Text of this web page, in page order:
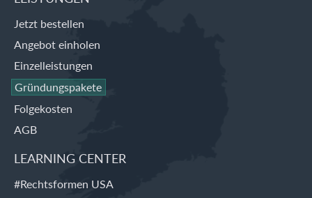
Jetzt bestellen
Angebot einholen
Einzelleistungen
Gründungspakete
Folgekosten
AGB
LEARNING CENTER
#Rechtsformen USA